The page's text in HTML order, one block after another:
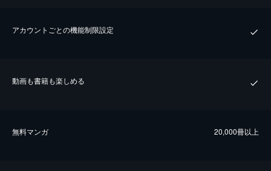
アカウントごとの機能制限設定
動画も書籍も楽しめる
無料マンガ 20,000冊以上